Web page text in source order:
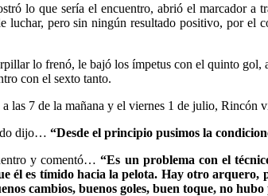
lo que sería el encuentro, abrió el marcador a
luchar, pero sin ningún resultado positivo, por el
lo frenó, le bajó los ímpetus con el quinto
con el sexto tanto.
7 de la mañana y el viernes 1 de julio, Rincón
dijo… “Desde el principio pusimos la
y comentó… “Es un problema con el
es tímido hacia la pelota. Hay otro arquero,
cambios, buenos goles, buen toque, no hubo